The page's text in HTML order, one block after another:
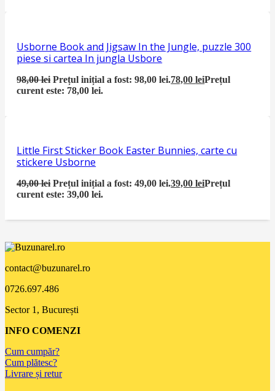
Usborne Book and Jigsaw In the Jungle, puzzle 300
piese si cartea In jungla Usbore
98,00lei Prețul inițial a fost: 98,00 lei.78,00leiPrețul
curent este: 78,00 lei.
Little First Sticker Book Easter Bunnies, carte cu
stickere Usborne
49,00lei Prețul inițial a fost: 49,00 lei.39,00leiPrețul
curent este: 39,00 lei.
contact@buzunarel.ro
0726.697.486
Sector 1, București
INFO COMENZI
Cum cumpăr?
Cum plătesc?
Livrare și retur